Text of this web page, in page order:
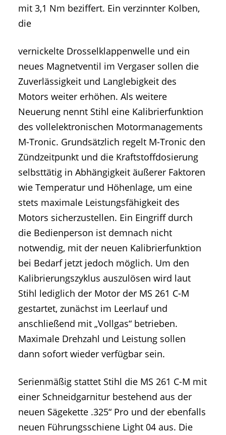
mit 3,1 Nm beziffert. Ein verzinnter Kolben,
die
vernickelte Drosselklappenwelle und ein
neues Magnetventil im Vergaser sollen die
Zuverlässigkeit und Langlebigkeit des
Motors weiter erhöhen. Als weitere
Neuerung nennt Stihl eine Kalibrierfunktion
des vollelektronischen Motormanagements
M-Tronic. Grundsätzlich regelt M-Tronic den
Zündzeitpunkt und die Kraftstoffdosierung
selbsttätig in Abhängigkeit äußerer Faktoren
wie Temperatur und Höhenlage, um eine
stets maximale Leistungsfähigkeit des
Motors sicherzustellen. Ein Eingriff durch
die Bedienperson ist demnach nicht
notwendig, mit der neuen Kalibrierfunktion
bei Bedarf jetzt jedoch möglich. Um den
Kalibrierungszyklus auszulösen wird laut
Stihl lediglich der Motor der MS 261 C-M
gestartet, zunächst im Leerlauf und
anschließend mit „Vollgas“ betrieben.
Maximale Drehzahl und Leistung sollen
dann sofort wieder verfügbar sein.
Serienmäßig stattet Stihl die MS 261 C-M mit
einer Schneidgarnitur bestehend aus der
neuen Sägekette .325“ Pro und der ebenfalls
neuen Führungsschiene Light 04 aus. Die